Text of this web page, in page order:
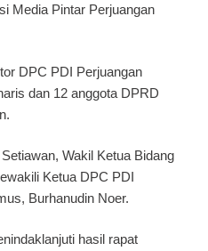
Media Pintar Perjuangan
DPC PDI Perjuangan
dan 12 anggota DPRD
Wakil Ketua Bidang
Ketua DPC PDI
Burhanudin Noer.
hasil rapat